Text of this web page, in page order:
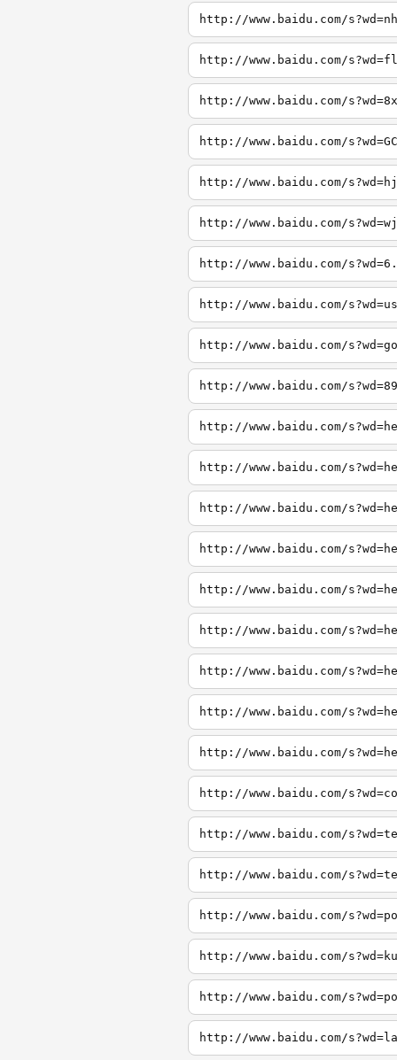
http://www.baidu.com/
http://www.baidu.com/
http://www.baidu.com/
http://www.baidu.com/
http://www.baidu.com/
http://www.baidu.com/
http://www.baidu.com/
http://www.baidu.com/
http://www.baidu.com/
http://www.baidu.com/
http://www.baidu.com/
http://www.baidu.com/
http://www.baidu.com/
http://www.baidu.com/
http://www.baidu.com/
http://www.baidu.com/
http://www.baidu.com/
http://www.baidu.com/
http://www.baidu.com/
http://www.baidu.com/
http://www.baidu.com/
http://www.baidu.com/
http://www.baidu.com/
http://www.baidu.com/
http://www.baidu.com/
http://www.baidu.com/